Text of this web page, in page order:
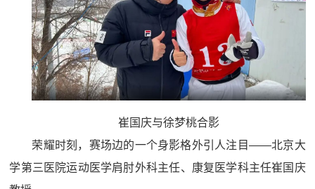
崔国庆与徐梦桃合影
荣耀时刻，赛场边的一个身影格外引人注目——北京大
学第三医院运动医学肩肘外科主任、康复医学科主任崔国庆